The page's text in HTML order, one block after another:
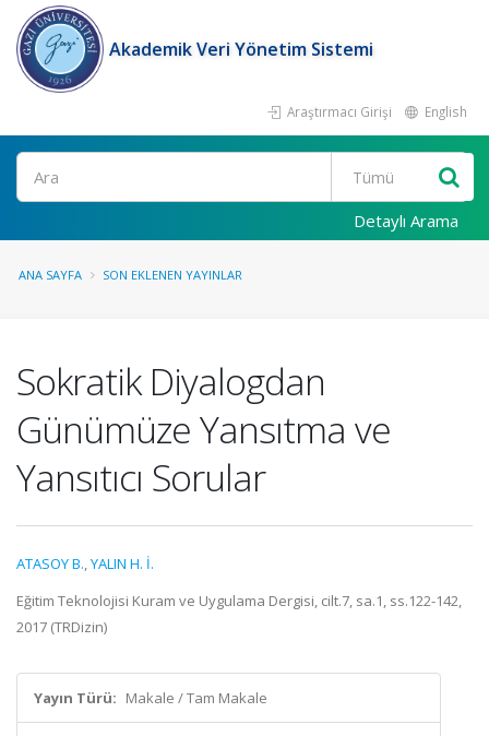
Akademik Veri Yönetim Sistemi
Araştırmacı Girişi English
Ara
Detaylı Arama
ANA SAYFA SON EKLENEN YAYINLAR
Sokratik Diyalogdan
Günümüze Yansıtma ve
Yansıtıcı Sorular
ATASOY B.,YALIN H. İ.
Eğitim Teknolojisi Kuram ve Uygulama Dergisi, cilt.7, sa.1, ss.122-142,
2017 (TRDizin)
Yayın Türü: Makale / Tam Makale